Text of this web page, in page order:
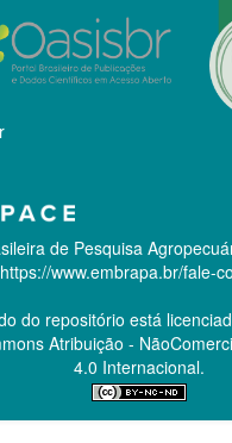
de Pesquisa
https://www.embrapa.br/fale-
do repositório está
Atribuição -
4.0 Internacional.